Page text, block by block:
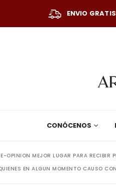
ENVIO GRATIS
CONÓCENOS
OPINION MEJOR LUGAR PARA RECIBIR
EN ALGUN MOMENTO CAUSO